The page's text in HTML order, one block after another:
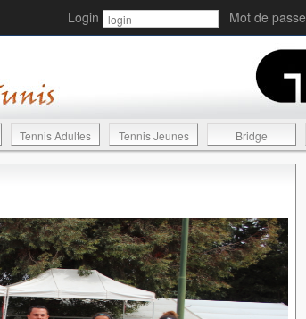
Login Mot de passe
Tennis Adultes Tennis Jeunes Bridge